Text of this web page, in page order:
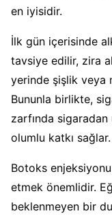
en iyisidir.
İlk gün içerisinde
tavsiye edilir, zira
yerinde şişlik veya
Bununla birlikte,
zarfında
olumlu katkı sağlar.
Botoks
etmek önemlidir.
beklenmeyen bir